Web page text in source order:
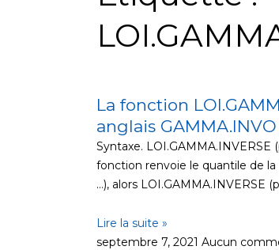
La fonction
anglais
Syntaxe.
fonction renvoie le quantile de
…), alors LOI.GAMMA.INVERSE
Lire la suite »
septembre 7, 2021 Aucun